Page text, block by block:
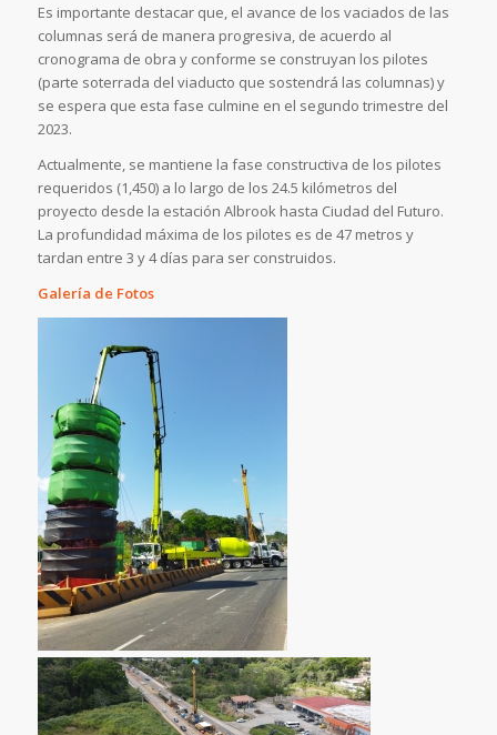
Es importante destacar que, el avance de los vaciados de las
columnas será de manera progresiva, de acuerdo al
cronograma de obra y conforme se construyan los pilotes
(parte soterrada del viaducto que sostendrá las columnas) y
se espera que esta fase culmine en el segundo trimestre del
2023.
Actualmente, se mantiene la fase constructiva de los pilotes
requeridos (1,450) a lo largo de los 24.5 kilómetros del
proyecto desde la estación Albrook hasta Ciudad del Futuro.
La profundidad máxima de los pilotes es de 47 metros y
tardan entre 3 y 4 días para ser construidos.
Galería de Fotos